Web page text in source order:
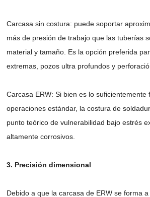
Carcasa sin costura: puede soportar
más de presión de trabajo que las tuberías
material y tamaño. Es la opción preferida
extremas, pozos ultra profundos y
Carcasa ERW: Si bien es lo suficientemente
operaciones estándar, la costura de
punto teórico de vulnerabilidad bajo estrés
altamente corrosivos.
3. Precisión dimensional
Debido a que la carcasa de ERW se forma